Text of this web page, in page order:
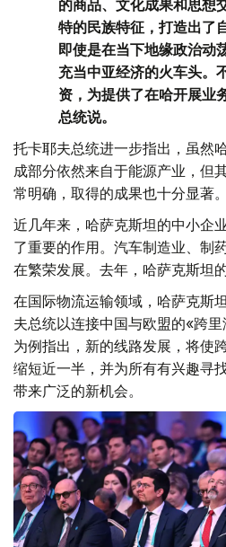
的商品、文化成果和思想
特的民族特征，打造出了
即使是在当下地缘政治动
充当中亚经济的火车头。
资，为提供了在哈开展业
总统说。
托卡耶夫总统进一步指出，虽然
成部分依然来自于能源产业，但
常明确，取得的成果也十分显著。
近几年来，哈萨克斯坦的中小企
了重要的作用。汽车制造业、制
在繁荣发展。去年，哈萨克斯坦
在国际物流运输领域，哈萨克斯
夫总统以连接中国与欧盟的«跨
为例指出，新的线路发展，将使
缩短近一半，并为所有有兴趣寻
带来广泛的新机会。